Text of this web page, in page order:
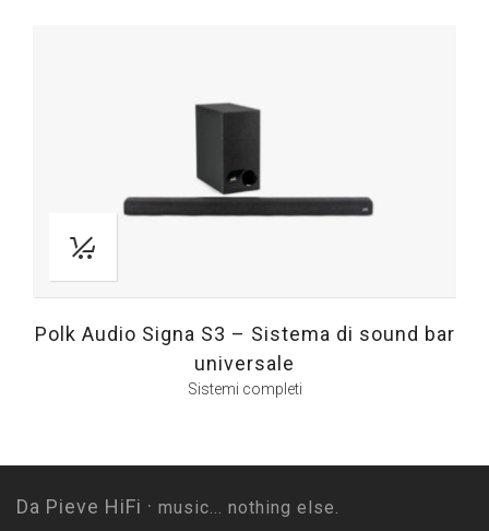
Polk Audio Signa S3 – Sistema di sound bar
universale
Sistemi completi
Da Pieve HiFi · music... nothing else.